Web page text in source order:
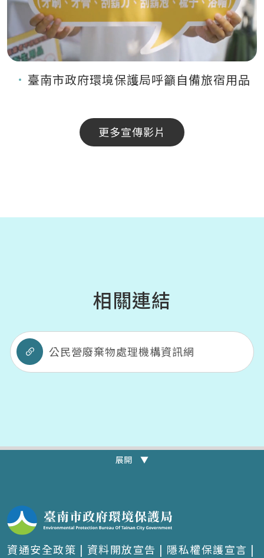
臺南市政府環境保護局呼籲自備旅宿用品
更多宣傳影片
相關連結
公民營廢棄物處理機構資訊網
展開 ▼
資通安全政策 | 資料開放宣告 | 隱私權保護宣言 |